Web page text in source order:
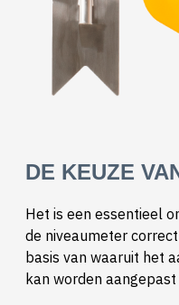
DE KEUZE
Het is een essentieel
de niveaumeter
basis van waaruit het
kan worden